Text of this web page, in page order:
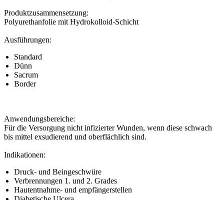
Produktzusammensetzung:
Polyurethanfolie mit Hydrokolloid-Schicht
Ausführungen:
Standard
Dünn
Sacrum
Border
Anwendungsbereiche:
Für die Versorgung nicht infizierter Wunden, wenn diese schwach
bis mittel exsudierend und oberflächlich sind.
Indikationen:
Druck- und Beingeschwüre
Verbrennungen 1. und 2. Grades
Hautentnahme- und empfängerstellen